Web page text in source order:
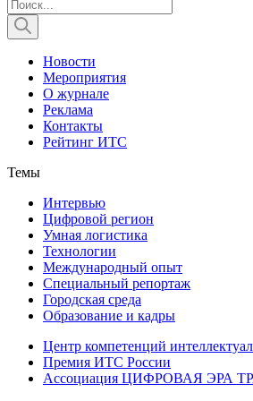
Новости
Мероприятия
О журнале
Реклама
Контакты
Рейтинг ИТС
Темы
Интервью
Цифровой регион
Умная логистика
Технологии
Международный опыт
Специальный репортаж
Городская среда
Образование и кадры
Центр компетенций
Премия ИТС России
Ассоциация ЦИФРОВАЯ ЭРА